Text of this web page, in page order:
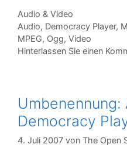
Kategorien
Audio & Video
Tags
Audio, Democracy Player,
MPEG, Ogg, Video
Hinterlassen Sie einen
Umbenennung:
Democracy
4. Juli 2007 von The Open